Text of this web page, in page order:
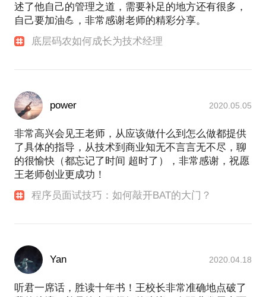
好吧，该说的我都说了，期待你的到来！
述了他自己的管理之道，需要补足的地方还有很多，
自己要加油💪，非常感谢老师的精彩分享。
底层码农如何成长为技术经理
power 2020.05.05
非常高兴会见王老师，从应该做什么到怎么做都提供
了具体的指导，从技术到商业知无不言言无不尽，聊
的很愉快（都忘记了时间 超时了），非常感谢，祝愿
王老师创业更成功！
程序员面试技巧：如何敲开BAT的大门？
Yan 2020.04.18
听君一席话，胜读十年书！王校长非常准确地点破了